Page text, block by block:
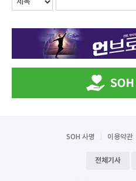
SOH 사명 이용약관
전체기사